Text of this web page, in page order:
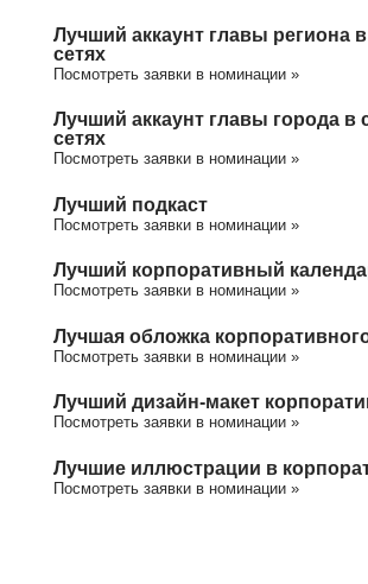
Лучший аккаунт главы региона
сетях
Посмотреть заявки в номинации »
Лучший аккаунт главы города в
сетях
Посмотреть заявки в номинации »
Лучший подкаст
Посмотреть заявки в номинации »
Лучший корпоративный
Посмотреть заявки в номинации »
Лучшая обложка
Посмотреть заявки в номинации »
Лучший дизайн-макет
Посмотреть заявки в номинации »
Лучшие иллюстрации в
Посмотреть заявки в номинации »